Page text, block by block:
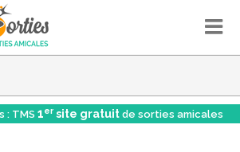
: TMS 1er site gratuit de sorties amicales